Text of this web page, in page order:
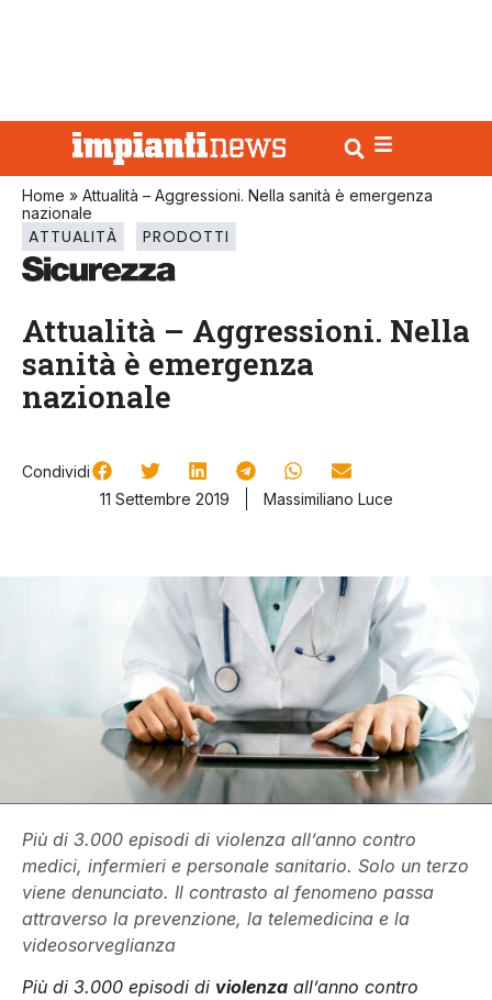
Home » Attualità – Aggressioni. Nella sanità è emergenza
nazionale
ATTUALITÀ PRODOTTI
Attualità – Aggressioni. Nella
sanità è emergenza
nazionale
Condividi
11 Settembre 2019
Massimiliano Luce
Più di 3.000 episodi di violenza all’anno contro
medici, infermieri e personale sanitario. Solo un terzo
viene denunciato. Il contrasto al fenomeno passa
attraverso la prevenzione, la telemedicina e la
videosorveglianza
Più di 3.000 episodi di violenza all’anno contro